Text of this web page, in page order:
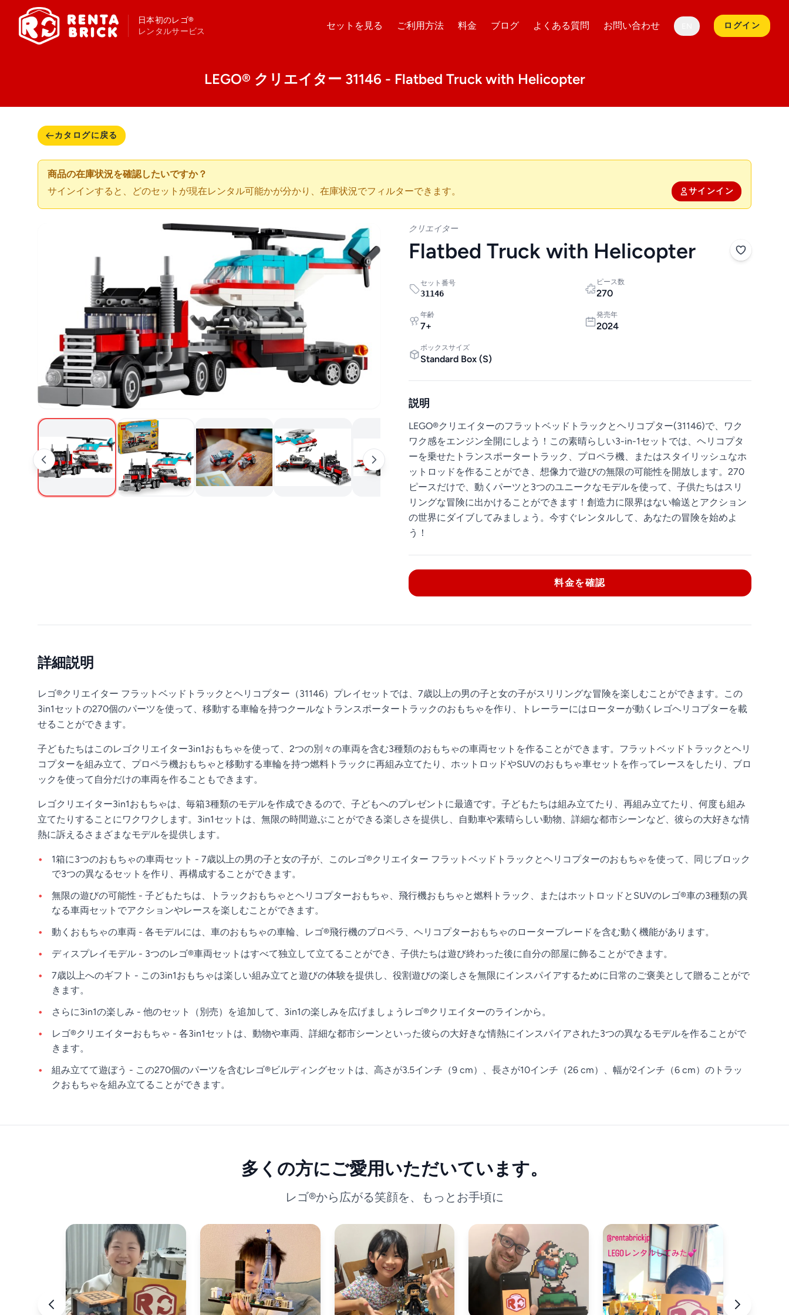
日本初のレゴ®
レンタルサービス
セットを見る ご利用方法 料金 ブログ よくある質問 お問い合わせ ログイン
LEGO® クリエイター 31146 - Flatbed Truck with Helicopter
カタログに戻る
商品の在庫状況を確認したいですか？
サインインすると、どのセットが現在レンタル可能かが分かり、在庫状況でフィルターできます。
サインイン
クリエイター
Flatbed Truck with Helicopter
セット番号
31146
ピース数
270
年齢
7+
発売年
2024
ボックスサイズ
Standard Box (S)
説明
LEGO®クリエイターのフラットベッドトラックとヘリコプター(31146)で、ワク
ワク感をエンジン全開にしよう！この素晴らしい3-in-1セットでは、ヘリコプタ
ーを乗せたトランスポータートラック、プロペラ機、またはスタイリッシュなホ
ットロッドを作ることができ、想像力で遊びの無限の可能性を開放します。270
ピースだけで、動くパーツと3つのユニークなモデルを使って、子供たちはスリ
リングな冒険に出かけることができます！創造力に限界はない輸送とアクション
の世界にダイブしてみましょう。今すぐレンタルして、あなたの冒険を始めよ
う！
料金を確認
詳細説明
レゴ®クリエイター フラットベッドトラックとヘリコプター（31146）プレイセットでは、7歳以上の男の子と女の子がスリリングな冒険を楽しむことができます。この
3in1セットの270個のパーツを使って、移動する車輪を持つクールなトランスポータートラックのおもちゃを作り、トレーラーにはローターが動くレゴヘリコプターを載
せることができます。
子どもたちはこのレゴクリエイター3in1おもちゃを使って、2つの別々の車両を含む3種類のおもちゃの車両セットを作ることができます。フラットベッドトラックとヘリ
コプターを組み立て、プロペラ機おもちゃと移動する車輪を持つ燃料トラックに再組み立てたり、ホットロッドやSUVのおもちゃ車セットを作ってレースをしたり、ブロ
ックを使って自分だけの車両を作ることもできます。
レゴクリエイター3in1おもちゃは、毎箱3種類のモデルを作成できるので、子どもへのプレゼントに最適です。子どもたちは組み立てたり、再組み立てたり、何度も組み
立てたりすることにワクワクします。3in1セットは、無限の時間遊ぶことができる楽しさを提供し、自動車や素晴らしい動物、詳細な都市シーンなど、彼らの大好きな情
熱に訴えるさまざまなモデルを提供します。
1箱に3つのおもちゃの車両セット - 7歳以上の男の子と女の子が、このレゴ®クリエイター フラットベッドトラックとヘリコプターのおもちゃを使って、同じブロック
で3つの異なるセットを作り、再構成することができます。
無限の遊びの可能性 - 子どもたちは、トラックおもちゃとヘリコプターおもちゃ、飛行機おもちゃと燃料トラック、またはホットロッドとSUVのレゴ®車の3種類の異
なる車両セットでアクションやレースを楽しむことができます。
動くおもちゃの車両 - 各モデルには、車のおもちゃの車輪、レゴ®飛行機のプロペラ、ヘリコプターおもちゃのローターブレードを含む動く機能があります。
ディスプレイモデル - 3つのレゴ®車両セットはすべて独立して立てることができ、子供たちは遊び終わった後に自分の部屋に飾ることができます。
7歳以上へのギフト - この3in1おもちゃは楽しい組み立てと遊びの体験を提供し、役割遊びの楽しさを無限にインスパイアするために日常のご褒美として贈ることがで
きます。
さらに3in1の楽しみ - 他のセット（別売）を追加して、3in1の楽しみを広げましょうレゴ®クリエイターのラインから。
レゴ®クリエイターおもちゃ - 各3in1セットは、動物や車両、詳細な都市シーンといった彼らの大好きな情熱にインスパイアされた3つの異なるモデルを作ることがで
きます。
組み立てて遊ぼう - この270個のパーツを含むレゴ®ビルディングセットは、高さが3.5インチ（9 cm）、長さが10インチ（26 cm）、幅が2インチ（6 cm）のトラッ
クおもちゃを組み立てることができます。
多くの方にご愛用いただいています。
レゴ®から広がる笑顔を、もっとお手頃に